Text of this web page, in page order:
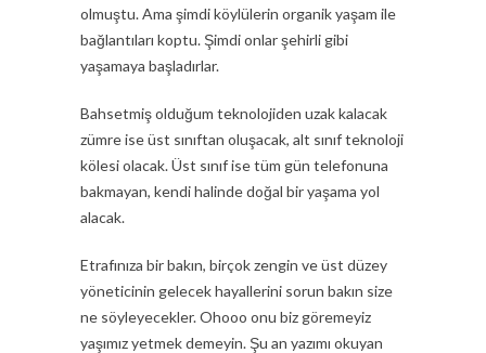
olmuştu. Ama şimdi köylülerin organik yaşam ile
bağlantıları koptu. Şimdi onlar şehirli gibi
yaşamaya başladırlar.
Bahsetmiş olduğum teknolojiden uzak kalacak
zümre ise üst sınıftan oluşacak, alt sınıf teknoloji
kölesi olacak. Üst sınıf ise tüm gün telefonuna
bakmayan, kendi halinde doğal bir yaşama yol
alacak.
Etrafınıza bir bakın, birçok zengin ve üst düzey
yöneticinin gelecek hayallerini sorun bakın size
ne söyleyecekler. Ohooo onu biz göremeyiz
yaşımız yetmek demeyin. Şu an yazımı okuyan